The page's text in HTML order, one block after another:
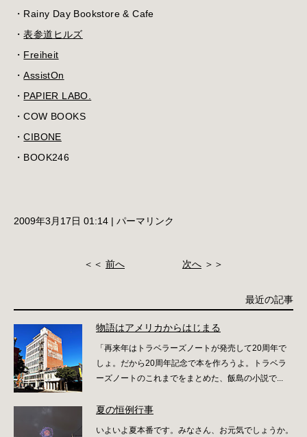
・Rainy Day Bookstore & Cafe
・表参道ヒルズ
・ Freiheit
・AssistOn
・ PAPIER LABO.
・COW BOOKS
・CIBONE
・BOOK246
2009年3月17日 01:14 | パーマリンク
＜＜ 前へ 次へ ＞＞
最近の記事
物語はアメリカからはじまる
「再来年はトラベラーズノートが発売して20周年で
しょ。だから20周年記念で本を作ろうよ。トラベラ
ーズノートのこれまでをまとめた、飯島の小説で...
夏の恒例行事
いよいよ夏本番です。みなさん、お元気でしょうか。